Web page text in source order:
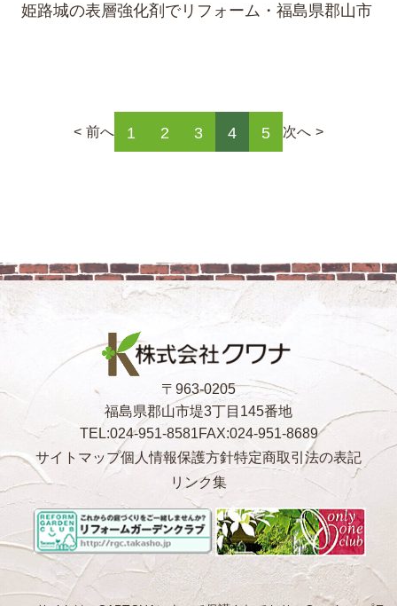
姫路城の表層強化剤でリフォーム・福島県郡山市
前へ 1 2 3 4 5 次へ
〒963-0205
福島県郡山市堤3丁目145番地
TEL:024-951-8581FAX:024-951-8689
サイトマップ個人情報保護方針特定商取引法の表記
リンク集